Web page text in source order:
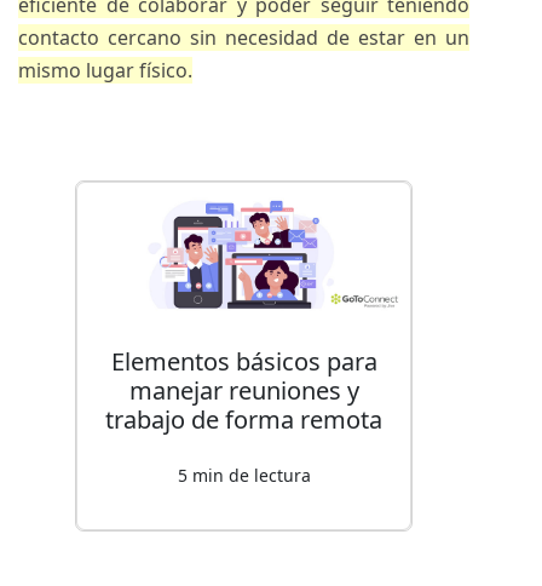
contacto cercano sin necesidad de estar en un
mismo lugar físico.
Elementos básicos para
manejar reuniones y
trabajo de forma remota
5 min de lectura